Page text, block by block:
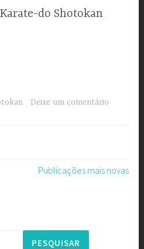
do Shotokan
Deixe um comentário
Publicações mais novas
PESQUISAR